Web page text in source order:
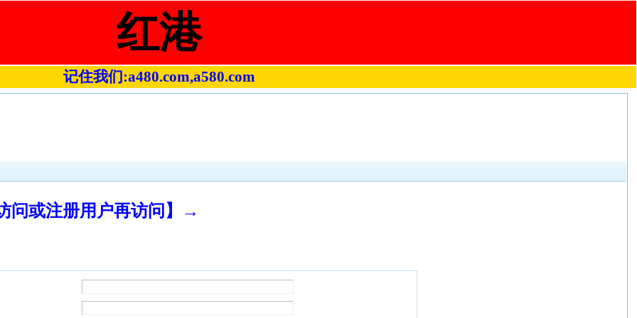
红港
记住我们:a480.com,a580.com
问或注册用户再访问】→